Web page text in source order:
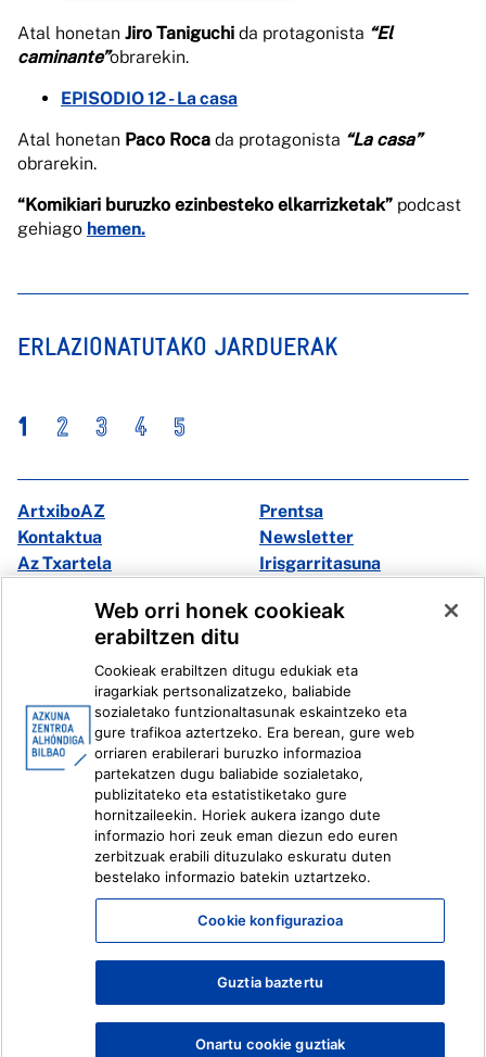
Atal honetan Jiro Taniguchi da protagonista “El
caminante”obrarekin.
EPISODIO 12 - La casa
Atal honetan Paco Roca da protagonista “La casa”
obrarekin.
“Komikiari buruzko ezinbesteko elkarrizketak” podcast
gehiago hemen.
ERLAZIONATUTAKO JARDUERAK
1 2 3 4 5
ArtxiboAZ
Prentsa
Kontaktua
Newsletter
Az Txartela
Irisgarritasuna
Instagram
Youtube
Linkedin
Ivoox
Lege informazioa Barneko Informazio Sistema
Web orri honek cookieak
erabiltzen ditu
Cookieak erabiltzen ditugu edukiak eta
iragarkiak pertsonalizatzeko, baliabide
sozialetako funtzionaltasunak eskaintzeko eta
gure trafikoa aztertzeko. Era berean, gure web
orriaren erabilerari buruzko informazioa
partekatzen dugu baliabide sozialetako,
publizitateko eta estatistiketako gure
hornitzaileekin. Horiek aukera izango dute
informazio hori zeuk eman diezun edo euren
zerbitzuak erabili dituzulako eskuratu duten
bestelako informazio batekin uztartzeko.
Cookie konfigurazioa
Guztia baztertu
Onartu cookie guztiak